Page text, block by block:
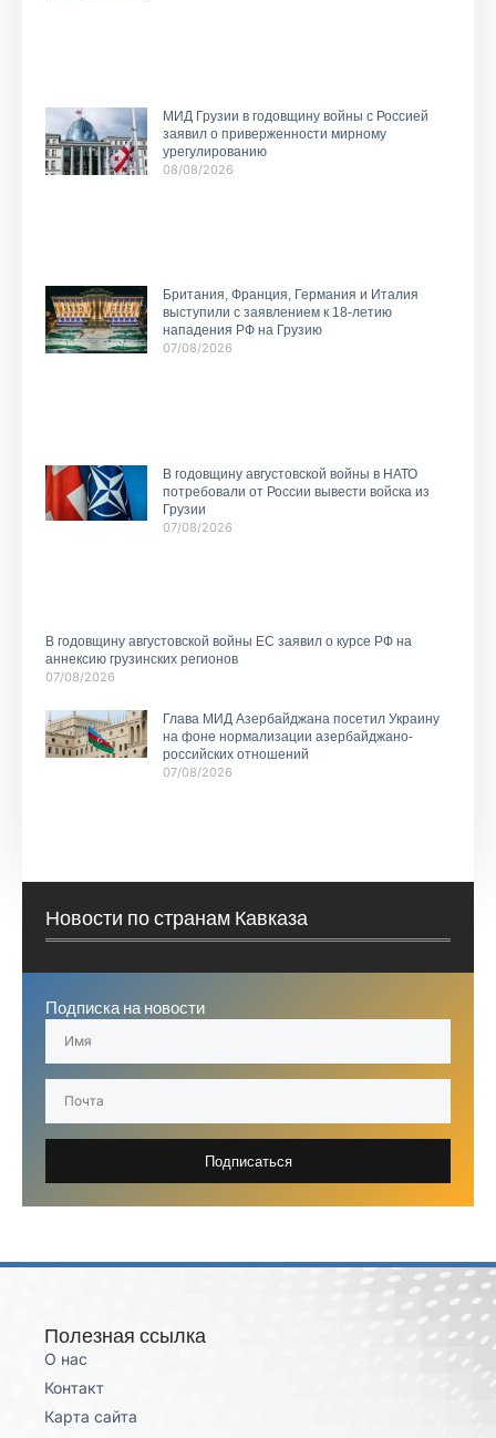
МИД Грузии в годовщину войны с Россией
заявил о приверженности мирному
урегулированию
08/08/2026
Британия, Франция, Германия и Италия
выступили с заявлением к 18-летию
нападения РФ на Грузию
07/08/2026
В годовщину августовской войны в НАТО
потребовали от России вывести войска из
Грузии
07/08/2026
В годовщину августовской войны ЕС заявил о курсе РФ на
аннексию грузинских регионов
07/08/2026
Глава МИД Азербайджана посетил Украину
на фоне нормализации азербайджано-
российских отношений
07/08/2026
Новости по странам Кавказа
Подписка на новости
Подписаться
Полезная ссылка
О нас
Контакт
Карта сайта